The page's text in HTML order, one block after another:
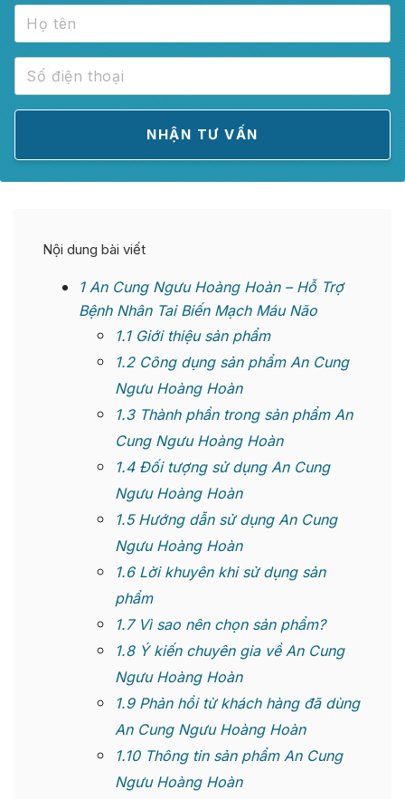
Nội dung bài viết
1An Cung Ngưu Hoàng Hoàn – Hỗ Trợ
Bệnh Nhân Tai Biến Mạch Máu Não
1.1Giới thiệu sản phẩm
1.2Công dụng sản phẩm An Cung
Ngưu Hoàng Hoàn
1.3Thành phần trong sản phẩm An
Cung Ngưu Hoàng Hoàn
1.4Đối tượng sử dụng An Cung
Ngưu Hoàng Hoàn
1.5Hướng dẫn sử dụng An Cung
Ngưu Hoàng Hoàn
1.6Lời khuyên khi sử dụng sản
phẩm
1.7Vì sao nên chọn sản phẩm?
1.8Ý kiến chuyên gia về An Cung
Ngưu Hoàng Hoàn
1.9Phản hồi từ khách hàng đã dùng
An Cung Ngưu Hoàng Hoàn
1.10Thông tin sản phẩm An Cung
Ngưu Hoàng Hoàn